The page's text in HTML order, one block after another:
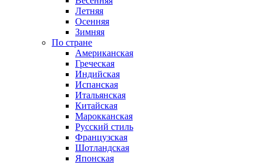
Летняя
Осенняя
Зимняя
По стране
Американская
Греческая
Индийская
Испанская
Итальянская
Китайская
Марокканская
Русский стиль
Французская
Шотландская
Японская